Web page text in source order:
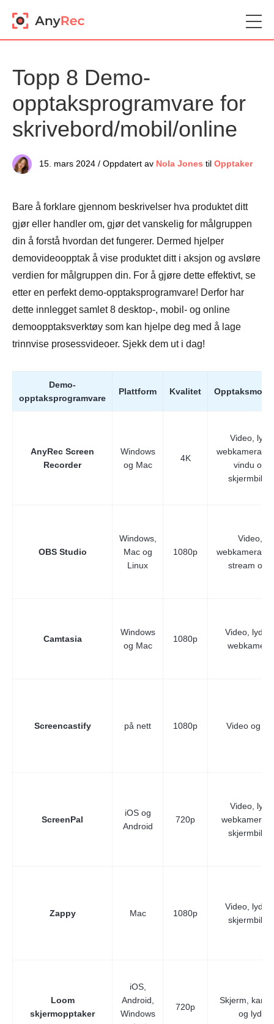
Topp 8 Demo-
opptaksprogramvare for
skrivebord/mobil/online
15. mars 2024 / Oppdatert av Nola Jones til Opptaker
Bare å forklare gjennom beskrivelser hva produktet ditt
gjør eller handler om, gjør det vanskelig for målgruppen
din å forstå hvordan det fungerer. Dermed hjelper
demovideoopptak å vise produktet ditt i aksjon og avsløre
verdien for målgruppen din. For å gjøre dette effektivt, se
etter en perfekt demo-opptaksprogramvare! Derfor har
dette innlegget samlet 8 desktop-, mobil- og online
demoopptaksverktøy som kan hjelpe deg med å lage
trinnvise prosessvideoer. Sjekk dem ut i dag!
Demo-
opptaksprogramvare
Plattform Kvalitet
AnyRec Screen
Recorder
Windows
og Mac
4K
Video, lyd,
webkamera,
vindu og
skjermbilde
OBS Studio
Windows,
Mac og
Linux
1080p
Video,
webkamera,
stream osv.
Camtasia
Windows
og Mac
1080p
Video, lyd
webkamera
Screencastify på nett 1080p Video og lyd
ScreenPal
iOS og
Android
720p
Video, lyd,
webkamera
skjermbilde
Zappy Mac 1080p
Video, lyd
skjermbilde
Loom
skjermopptaker
iOS,
Android,
Windows
720p
Skjerm,
og lyd